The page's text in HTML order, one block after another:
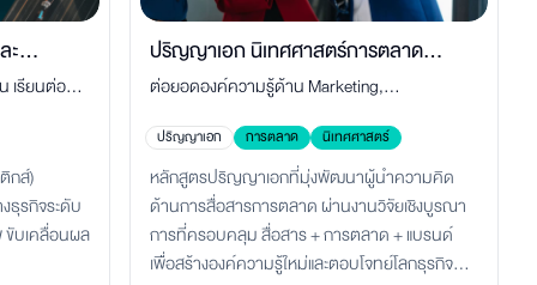
ะ
เรียนต่อ
กส์)
ธุรกิจระดับ
บเคลื่อนผล
ปริญญาเอก นิเทศศาสตร์การตลาด
(D.Com.Arts) สร้างผู้นำระดับสูง
ต่อยอดองค์ความรู้ด้าน Marketing,
Communication, Branding และ AI ผ่านงานวิจัย
ระดับสูง เพื่อขับเคลื่อนองค์กรและสังคม
ปริญญาเอก การตลาด นิเทศศาสตร์
หลักสูตรปริญญาเอกที่มุ่งพัฒนาผู้นำความคิด
ด้านการสื่อสารการตลาด ผ่านงานวิจัยเชิงบูรณา
การที่ครอบคลุม สื่อสาร + การตลาด + แบรนด์
เพื่อสร้างองค์ความรู้ใหม่และตอบโจทย์โลกธุรกิจที่